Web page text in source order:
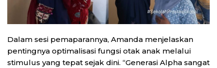
Dalam sesi pemaparannya, Amanda menjelaskan
pentingnya optimalisasi fungsi otak anak melalui
stimulus yang tepat sejak dini. “Generasi Alpha sangat